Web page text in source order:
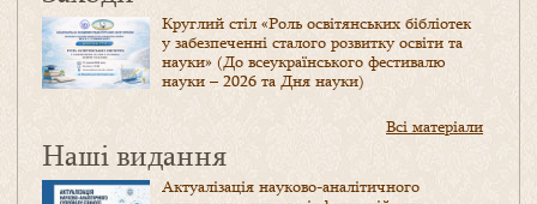
Круглий стіл «Роль освітянських бібліотек
у забезпеченні сталого розвитку освіти та
науки» (До всеукраїнського фестивалю
науки – 2026 та Дня науки)
Всі матеріали
Наші видання
Актуалізація науково-аналітичного